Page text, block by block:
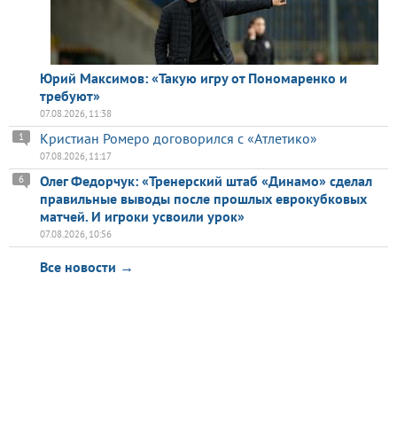
Юрий Максимов: «Такую игру от Пономаренко и
требуют»
07.08.2026, 11:38
Кристиан Ромеро договорился с «Атлетико»
1
07.08.2026, 11:17
Олег Федорчук: «Тренерский штаб «Динамо» сделал
правильные выводы после прошлых еврокубковых
матчей. И игроки усвоили урок»
6
07.08.2026, 10:56
Все новости →